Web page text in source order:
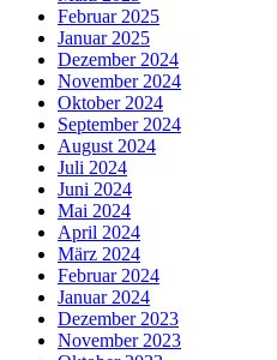
Februar 2025
Januar 2025
Dezember 2024
November 2024
Oktober 2024
September 2024
August 2024
Juli 2024
Juni 2024
Mai 2024
April 2024
März 2024
Februar 2024
Januar 2024
Dezember 2023
November 2023